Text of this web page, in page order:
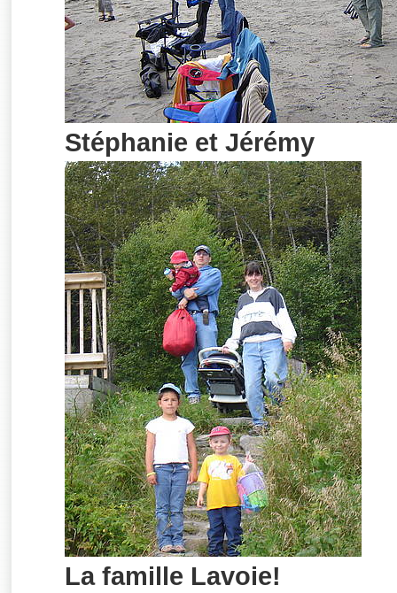
Stéphanie et Jérémy
La famille Lavoie!